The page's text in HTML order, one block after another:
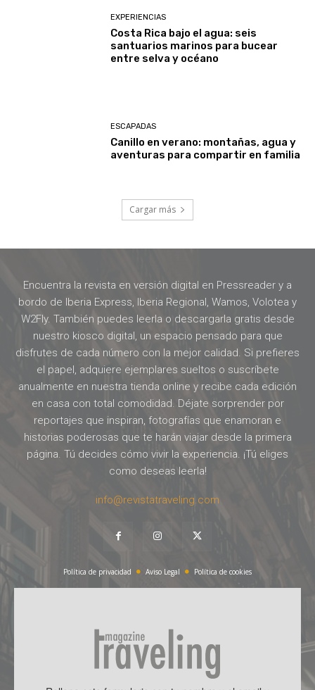
EXPERIENCIAS
Costa Rica bajo el agua: seis
santuarios marinos para bucear
entre selva y océano
ESCAPADAS
Canillo en verano: montañas, agua y
aventuras para compartir en familia
Cargar más
Encuentra la revista en versión digital en Pressreader y a
bordo de Iberia Express, Iberia Regional, Wamos, Volotea y
W2Fly. También puedes leerla o descargarla gratis desde
nuestro kiosco digital, un espacio pensado para que
disfrutes de cada número con la mejor calidad. Si prefieres
el papel, adquiere ejemplares sueltos o suscríbete
anualmente en nuestra tienda online y recibe cada edición
en casa con total comodidad. Déjate sorprender por
reportajes que inspiran, fotografías que enamoran e
historias poderosas que te harán viajar desde la primera
página. Tú decides cómo vivir la experiencia. ¡Tú eliges
como deseas leerla!
info@revistatraveling.com
Política de privacidad Aviso Legal Política de cookies